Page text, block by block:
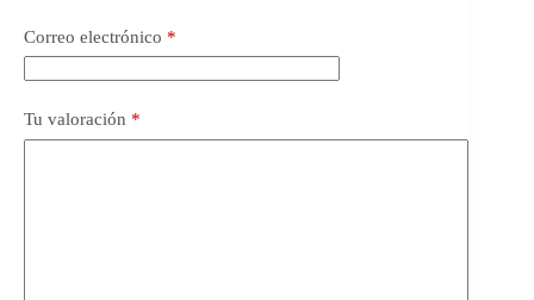
Correo electrónico *
Tu valoración *